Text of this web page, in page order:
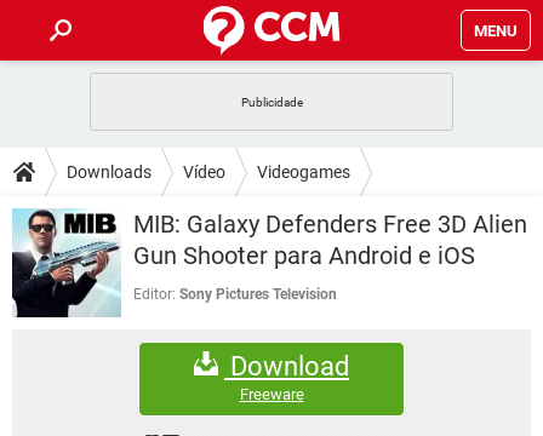
MENU
CELULAR FACEBOOK
OUTLOOK EXCEL
INSTAGRAM GMAIL
GUIA DE COMPRAS
DICAS
JOGOS WHATSAPP
CELULAR
OUTLOOK
DOWNLOADS
JOGOS WHATSAPP
CELULAR FACEBOOK
EXCEL
GMAIL
FÓRUM
FACEBOOK
EXCEL
WHATSAPP
Downloads Vídeo Videogames
MIB: Galaxy Defenders Free 3D Alien
Gun Shooter para Android e iOS
Editor: Sony Pictures Television
Download
Freeware